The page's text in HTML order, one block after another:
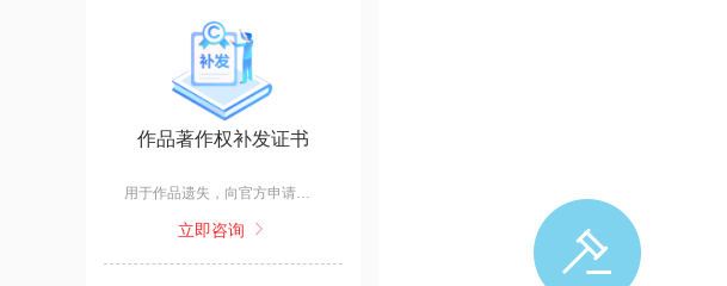
作品著作权补发证书
用于作品遗失，向官方申请作品补发证书。
立即咨询